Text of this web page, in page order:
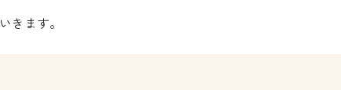
きます。